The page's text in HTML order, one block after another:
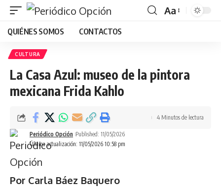
Font
Aa
QUIÉNES SOMOS CONTACTOS
CULTURA
La Casa Azul: museo de la pintora
mexicana Frida Kahlo
Última actualización: 11/05/2026 10:58 pm
Periódico Opción Published: 11/05/2026
4 Minutos de lectura
Por Carla Báez Baquero